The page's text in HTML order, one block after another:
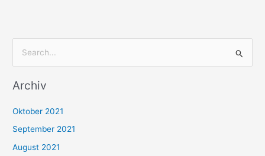
c
n
n
Archiv
Oktober 2021
September 2021
August 2021